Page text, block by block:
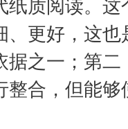
纸质阅读。
、更好，这
据之一；第
整合，但能